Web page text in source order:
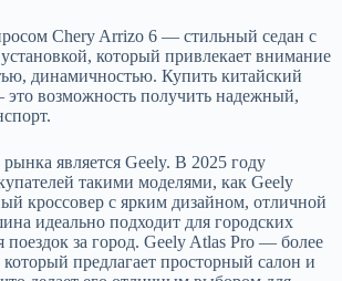
Chery Arrizo 6 — стильный седан с
который привлекает внимание
динамичностью. Купить китайский
возможность получить надежный,
является Geely. В 2025 году
такими моделями, как Geely
кроссовер с ярким дизайном, отличной
идеально подходит для городских
поездок за город. Geely Atlas Pro — более
предлагает просторный салон и